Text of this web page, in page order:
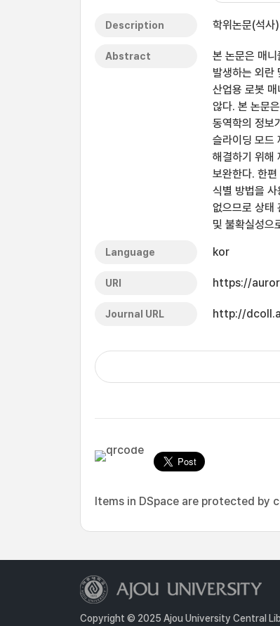
Description 학위논문(석
Abstract
본 논문은 매
발생하는 외란
산업용 로봇
않다. 본 논문
동역학의 정보
슬라이딩 모드
해결하기 위해
보완한다. 한
식별 방법을
없으므로 상태
및 불확실성으
Language kor
URI https://
Journal URL http://
Items in DSpace are protected by
Copyright © 2025 Ajou University Central